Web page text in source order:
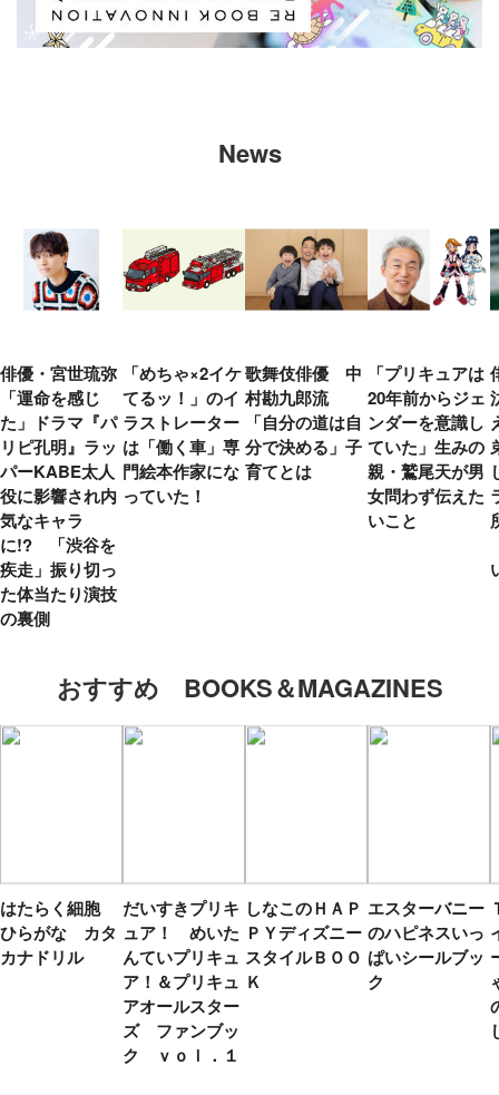
News
俳優・宮世琉弥
「運命を感じ
た」ドラマ『パ
リピ孔明』ラッ
パーKABE太人
役に影響され内
気なキャラ
に!? 「渋谷を
疾走」振り切っ
た体当たり演技
の裏側
「めちゃ×2イケ
てるッ！」のイ
ラストレーター
は「働く車」専
門絵本作家にな
っていた！
歌舞伎俳優 中
村勘九郎流
「自分の道は自
分で決める」子
育てとは
「プリキュアは
20年前からジェ
ンダーを意識し
ていた」生みの
親・鷲尾天が男
女問わず伝えた
いこと
おすすめ BOOKS＆MAGAZINES
はたらく細胞
ひらがな カタ
カナドリル
だいすきプリキ
ュア！ めいた
んていプリキュ
ア！＆プリキュ
アオールスター
ズ ファンブッ
ク ｖｏｌ．１
しなこのＨＡＰ
ＰＹディズニー
スタイルＢＯＯ
Ｋ
エスターバニー
のハピネスいっ
ぱいシールブッ
ク